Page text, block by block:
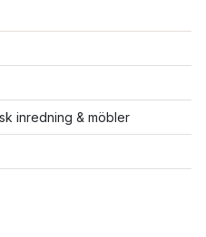
inredning & möbler